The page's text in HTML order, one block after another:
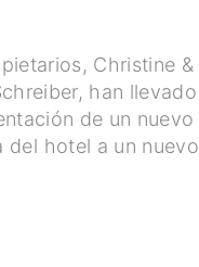
Christine &
han llevado
de un nuevo
hotel a un nuevo